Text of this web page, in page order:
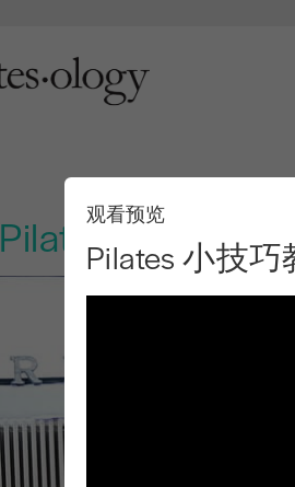
Pilates 小技巧
观看预览
Pilates 小技